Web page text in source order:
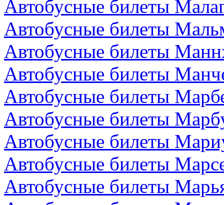
Автобусные билеты
Автобусные билеты
Автобусные билеты
Автобусные билеты
Автобусные билеты
Автобусные билеты
Автобусные билеты
Автобусные билеты
Автобусные билеты